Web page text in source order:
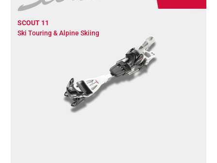
SCOUT 11
Ski Touring & Alpine Skiing